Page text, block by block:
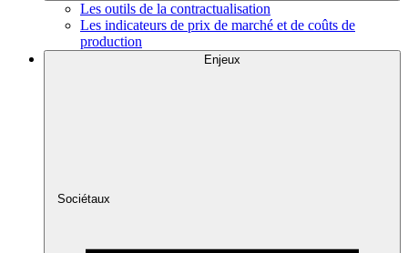
Les outils de la contractualisation
Les indicateurs de prix de marché et de coûts de
production
Enjeux
Sociétaux